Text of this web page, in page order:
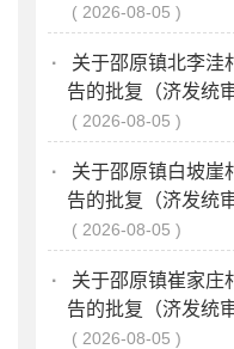
2026-08-05
·
关于邵原镇北李洼
告的批复（济发统
2026-08-05
·
关于邵原镇白坡崖
告的批复（济发统
2026-08-05
·
关于邵原镇崔家庄
告的批复（济发统
2026-08-05